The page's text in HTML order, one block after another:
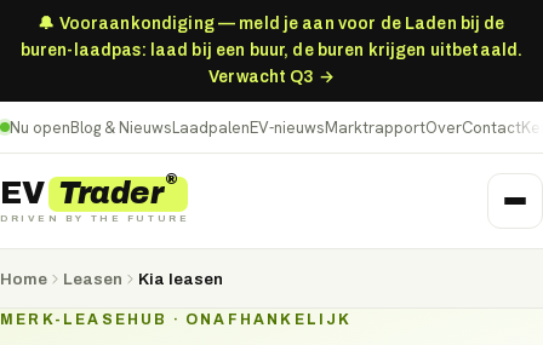
🔔 Vooraankondiging — meld je aan voor de Laden bij de
buren-laadpas: laad bij een buur, de buren krijgen uitbetaald.
Verwacht Q3 →
Nu openBlog & NieuwsLaadpalenEV-nieuwsMarktrapportOverContact
EV Trader®
DRIVEN BY THE FUTURE
Home Leasen Kia leasen
MERK-LEASEHUB · ONAFHANKELIJK